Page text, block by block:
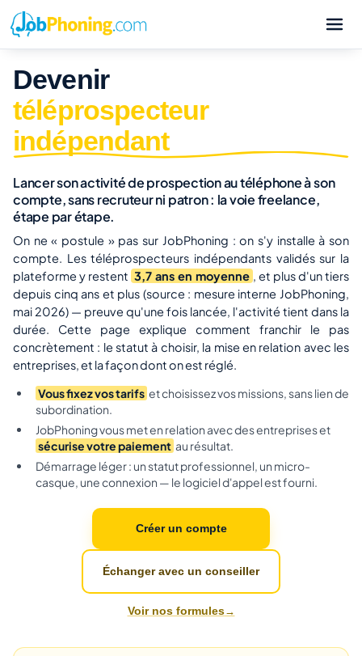
Devenir
téléprospecteur
indépendant
Lancer son activité de prospection au téléphone à son
compte, sans recruteur ni patron : la voie freelance,
étape par étape.
On ne « postule » pas sur JobPhoning : on s'y installe à son
compte. Les téléprospecteurs indépendants validés sur la
plateforme y restent 3,7 ans en moyenne , et plus d'un tiers
depuis cinq ans et plus (source : mesure interne JobPhoning,
mai 2026) — preuve qu'une fois lancée, l'activité tient dans la
durée. Cette page explique comment franchir le pas
concrètement : le statut à choisir, la mise en relation avec les
entreprises, et la façon dont on est réglé.
Vous fixez vos tarifs et choisissez vos missions, sans lien de
subordination.
JobPhoning vous met en relation avec des entreprises et
sécurise votre paiement au résultat.
Démarrage léger : un statut professionnel, un micro-
casque, une connexion — le logiciel d'appel est fourni.
Créer un compte
Échanger avec un conseiller
Voir nos formules